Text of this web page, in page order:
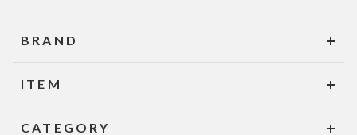
BRAND
ITEM
CATEGORY